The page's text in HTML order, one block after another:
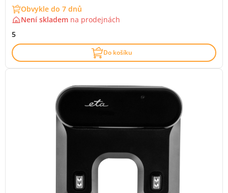
Obvykle do 7 dnů
Není skladem na prodejnách
5
Do košíku